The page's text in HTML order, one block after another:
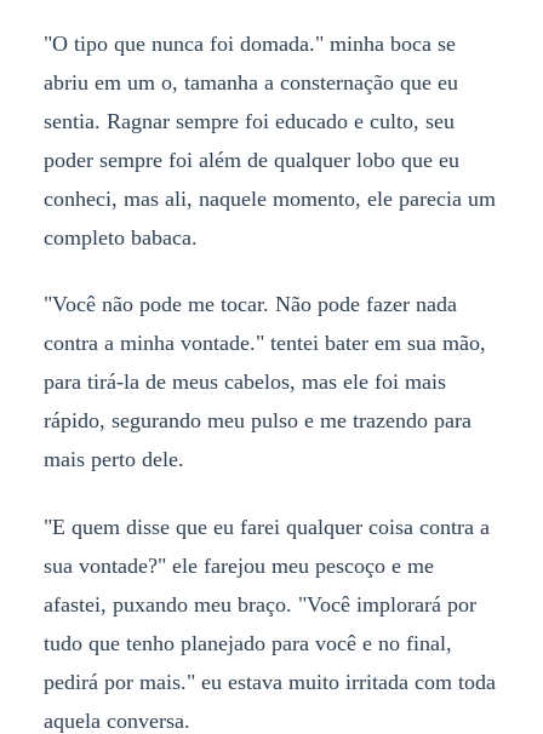
"O tipo que nunca foi domada." minha boca se
abriu em um o, tamanha a consternação que eu
sentia. Ragnar sempre foi educado e culto, seu
poder sempre foi além de qualquer lobo que eu
conheci, mas ali, naquele momento, ele parecia um
completo babaca.
"Você não pode me tocar. Não pode fazer nada
contra a minha vontade." tentei bater em sua mão,
para tirá-la de meus cabelos, mas ele foi mais
rápido, segurando meu pulso e me trazendo para
mais perto dele.
"E quem disse que eu farei qualquer coisa contra a
sua vontade?" ele farejou meu pescoço e me
afastei, puxando meu braço. "Você implorará por
tudo que tenho planejado para você e no final,
pedirá por mais." eu estava muito irritada com toda
aquela conversa.